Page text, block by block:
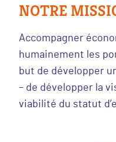
NOTRE
Accompagner
humainement les
but de développer
– de développer la
viabilité du statut